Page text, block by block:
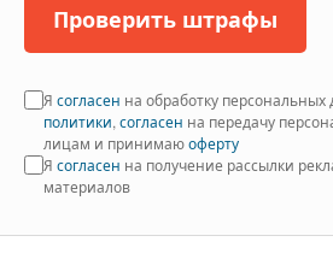
Проверить штрафы
Я согласен на обработку
политики, согласен на передачу
лицам и принимаюоферту
Я согласен на получение рассылки
материалов